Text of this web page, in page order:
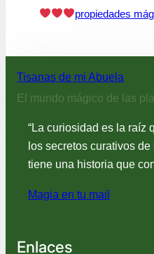
propiedades
Tisanas de mi Abuela
El mundo mágico de las
“La curiosidad es la raíz
los secretos curativos
tiene una historia que
Magia en tu mail
Enlaces